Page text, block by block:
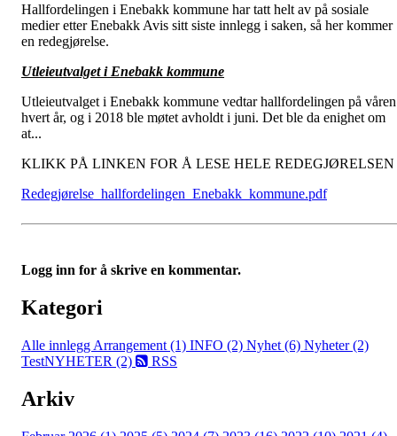
Hallfordelingen i Enebakk kommune har tatt helt av på sosiale
medier etter Enebakk Avis sitt siste innlegg i saken, så her kommer
en redegjørelse.
Utleieutvalget i Enebakk kommune
Utleieutvalget i Enebakk kommune vedtar hallfordelingen på våren
hvert år, og i 2018 ble møtet avholdt i juni. Det ble da enighet om
at...
KLIKK PÅ LINKEN FOR Å LESE HELE REDEGJØRELSEN
Redegjørelse_hallfordelingen_Enebakk_kommune.pdf
Logg inn for å skrive en kommentar.
Kategori
Alle innlegg Arrangement (1) INFO (2) Nyhet (6) Nyheter (2)
TestNYHETER (2)
RSS
Arkiv